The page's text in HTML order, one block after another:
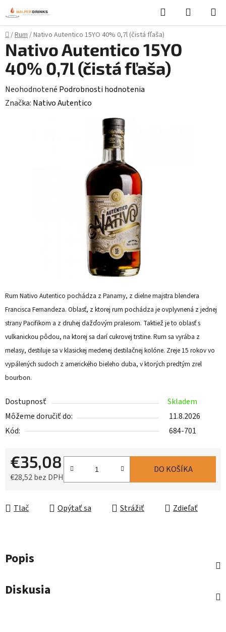
Prejsť
na
obsah
Hľadať
KOŠÍK
Domov
/Rum/Nativo Autentico 15YO 40% 0,7l (čistá fľaša)
Rum Nativo Autentico pochádza z Panamy, z dielne majstra blendera
Francisca Fernandeza. Oblasť, z ktorej rum pochádza je ovplyvnená z jednej
strany Pacifikom a z druhej dažďovým pralesom. Taktiež je to oblasť s
vulkanickou pôdou, na ktorej sa darí cukrovej trstine. Rum sa vyrába z
melasy, destiluje sa v klasickej medenej destilačnej kolóne. Zreje 15 rokov vo
vypálených sudoch z amerického bieleho duba, v ktorých predtým zrel
bourbon.
Dostupnosť
Skladem
Môžeme doručiť do:
11.8.2026
Kód:
684-701
€35,08
€28,52 bez DPH
DO KOŠÍKA
Tlač Opýtať sa Strážiť Zdieľať
Nativo Autentico 15YO
40% 0,7l (čistá fľaša)
Priemerné
hodnotenie
Neohodnotené Podrobnosti hodnotenia
Značka: Nativo Autentico
Popis
Diskusia